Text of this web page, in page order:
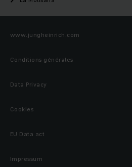
www.jungheinrich.com
Conditions générales
Data Privacy
Cookies
EU Data act
Impressum